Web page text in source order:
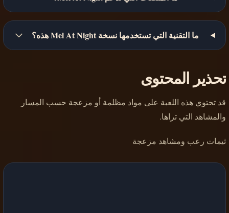
ما التقنية التي تستخدمها نسخة Mel At Night هذه؟
تحذير المحتوى
قد تحتوي هذه اللعبة على مواد مظلمة أو مزعجة حسب المسار
والمشاهد التي تراها.
ثيمات رعب ومشاهد مزعجة